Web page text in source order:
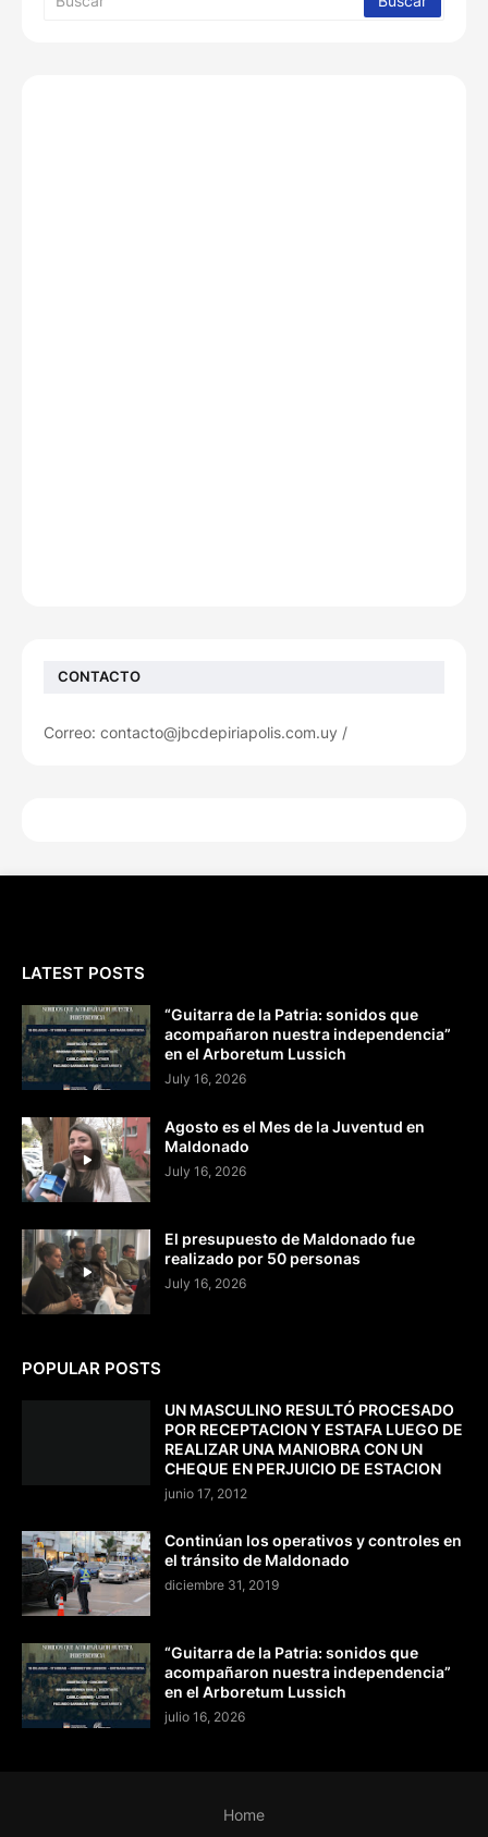
CONTACTO
Correo: contacto@jbcdepiriapolis.com.uy /
LATEST POSTS
“Guitarra de la Patria: sonidos que
acompañaron nuestra independencia”
en el Arboretum Lussich
July 16, 2026
Agosto es el Mes de la Juventud en
Maldonado
July 16, 2026
El presupuesto de Maldonado fue
realizado por 50 personas
July 16, 2026
POPULAR POSTS
UN MASCULINO RESULTÓ PROCESADO
POR RECEPTACION Y ESTAFA LUEGO DE
REALIZAR UNA MANIOBRA CON UN
CHEQUE EN PERJUICIO DE ESTACION
junio 17, 2012
Continúan los operativos y controles en
el tránsito de Maldonado
diciembre 31, 2019
“Guitarra de la Patria: sonidos que
acompañaron nuestra independencia”
en el Arboretum Lussich
julio 16, 2026
Home